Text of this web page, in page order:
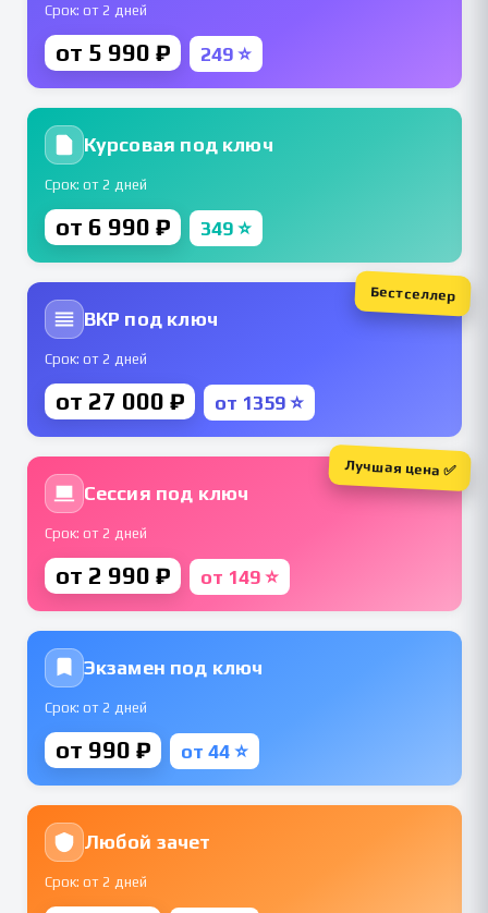
Срок: от 2 дней
от 5 990 ₽ 249 ⭐
Курсовая под ключ
Срок: от 2 дней
от 6 990 ₽ 349 ⭐
ВКР под ключ
Срок: от 2 дней
от 27 000 ₽ от 1359 ⭐
Бестселлер
Сессия под ключ
Срок: от 2 дней
от 2 990 ₽ от 149 ⭐
Лучшая цена ✅
Экзамен под ключ
Срок: от 2 дней
от 990 ₽ от 44 ⭐
Любой зачет
Срок: от 2 дней